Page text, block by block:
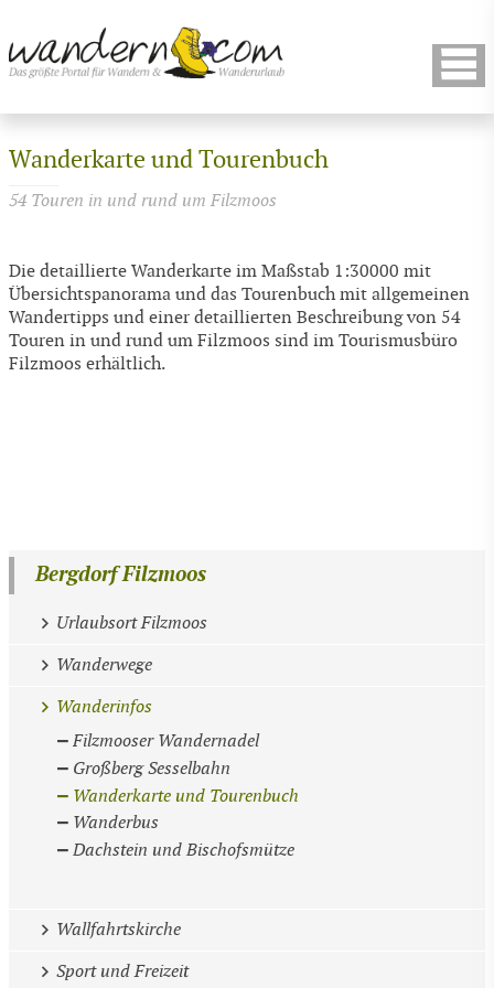
Wanderkarte und Tourenbuch
54 Touren in und rund um Filzmoos
Die detaillierte Wanderkarte im Maßstab 1:30000 mit
Übersichtspanorama und das Tourenbuch mit allgemeinen
Wandertipps und einer detaillierten Beschreibung von 54
Touren in und rund um Filzmoos sind im Tourismusbüro
Filzmoos erhältlich.
Bergdorf Filzmoos
Urlaubsort Filzmoos
Wanderwege
Wanderinfos
Filzmooser Wandernadel
Großberg Sesselbahn
Wanderkarte und Tourenbuch
Wanderbus
Dachstein und Bischofsmütze
Wallfahrtskirche
Sport und Freizeit